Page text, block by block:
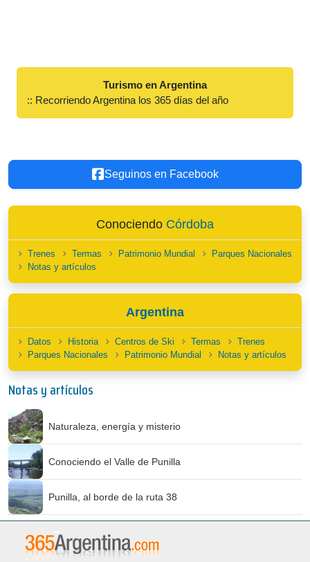
Turismo en Argentina
:: Recorriendo Argentina los 365 días del año
Seguinos en Facebook
Conociendo Córdoba
Trenes Termas Patrimonio Mundial
Parques Nacionales
Notas y artículos
Argentina
Datos Historia Centros de Ski Termas
Trenes
Parques Nacionales
Patrimonio Mundial Notas y artículos
Notas y artículos
Naturaleza, energía y misterio
Conociendo el Valle de Punilla
Punilla, al borde de la ruta 38